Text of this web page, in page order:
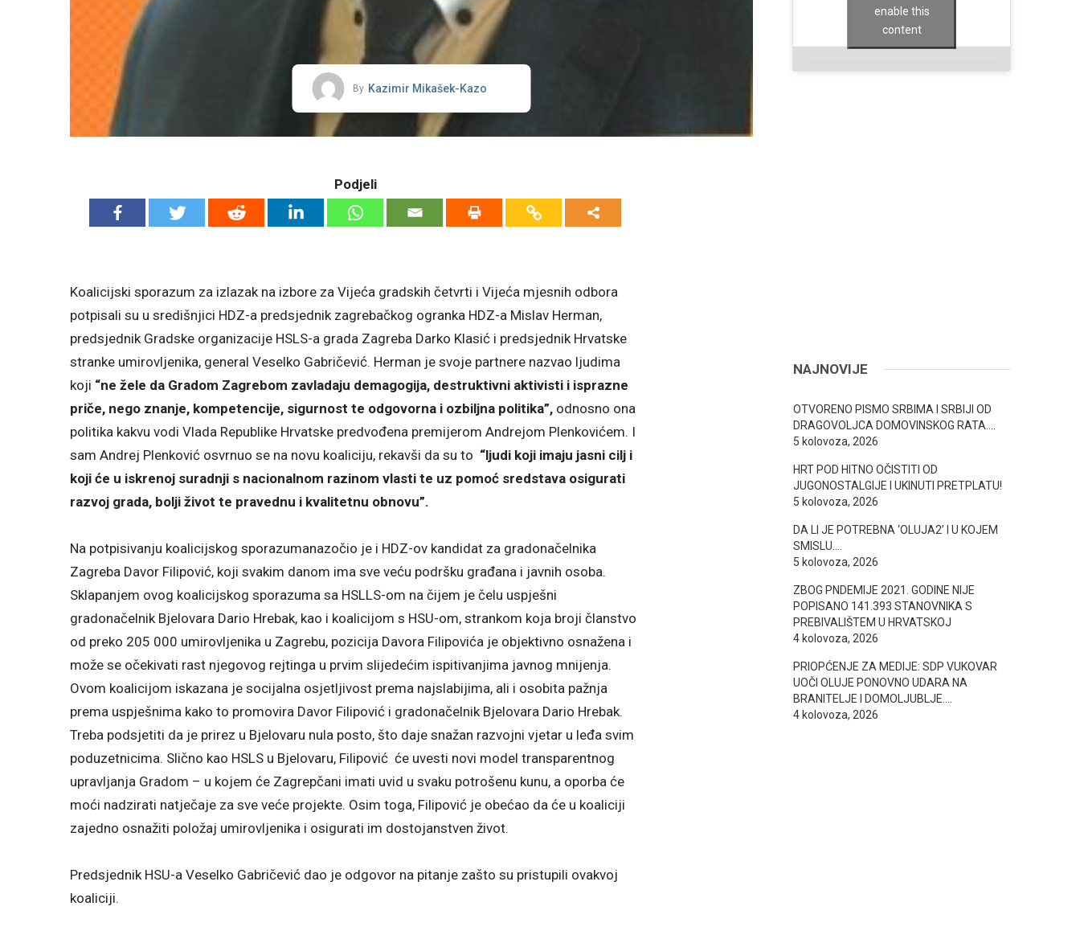
By Kazimir Mikašek-Kazo
Podjeli
Koalicijski sporazum za izlazak na izbore za Vijeća gradskih četvrti i Vijeća mjesnih odbora
potpisali su u središnjici HDZ-a predsjednik zagrebačkog ogranka HDZ-a Mislav Herman,
predsjednik Gradske organizacije HSLS-a grada Zagreba Darko Klasić i predsjednik Hrvatske
stranke umirovljenika, general Veselko Gabričević. Herman je svoje partnere nazvao ljudima
koji “ne žele da Gradom Zagrebom zavladaju demagogija, destruktivni aktivisti i isprazne
priče, nego znanje, kompetencije, sigurnost te odgovorna i ozbiljna politika”, odnosno ona
politika kakvu vodi Vlada Republike Hrvatske predvođena premijerom Andrejom Plenkovićem. I
sam Andrej Plenković osvrnuo se na novu koaliciju, rekavši da su to “ljudi koji imaju jasni cilj i
koji će u iskrenoj suradnji s nacionalnom razinom vlasti te uz pomoć sredstava osigurati
razvoj grada, bolji život te pravednu i kvalitetnu obnovu”.
Na potpisivanju koalicijskog sporazumanazočio je i HDZ-ov kandidat za gradonačelnika
Zagreba Davor Filipović, koji svakim danom ima sve veću podršku građana i javnih osoba.
Sklapanjem ovog koalicijskog sporazuma sa HSLLS-om na čijem je čelu uspješni
gradonačelnik Bjelovara Dario Hrebak, kao i koalicijom s HSU-om, strankom koja broji članstvo
od preko 205 000 umirovljenika u Zagrebu, pozicija Davora Filipovića je objektivno osnažena i
može se očekivati rast njegovog rejtinga u prvim slijedećim ispitivanjima javnog mnijenja.
Ovom koalicijom iskazana je socijalna osjetljivost prema najslabijima, ali i osobita pažnja
prema uspješnima kako to promovira Davor Filipović i gradonačelnik Bjelovara Dario Hrebak.
Treba podsjetiti da je prirez u Bjelovaru nula posto, što daje snažan razvojni vjetar u leđa svim
poduzetnicima. Slično kao HSLS u Bjelovaru, Filipović će uvesti novi model transparentnog
upravljanja Gradom – u kojem će Zagrepčani imati uvid u svaku potrošenu kunu, a oporba će
moći nadzirati natječaje za sve veće projekte. Osim toga, Filipović je obećao da će u koaliciji
zajedno osnažiti položaj umirovljenika i osigurati im dostojanstven život.
Predsjednik HSU-a Veselko Gabričević dao je odgovor na pitanje zašto su pristupili ovakvoj
koaliciji.
enable this
content
NAJNOVIJE
OTVORENO PISMO SRBIMA I SRBIJI OD
DRAGOVOLJCA DOMOVINSKOG RATA….
5 kolovoza, 2026
HRT POD HITNO OČISTITI OD
JUGONOSTALGIJE I UKINUTI PRETPLATU!
5 kolovoza, 2026
DA LI JE POTREBNA ‘OLUJA2’ I U KOJEM
SMISLU….
5 kolovoza, 2026
ZBOG PNDEMIJE 2021. GODINE NIJE
POPISANO 141.393 STANOVNIKA S
PREBIVALIŠTEM U HRVATSKOJ
4 kolovoza, 2026
PRIOPĆENJE ZA MEDIJE: SDP VUKOVAR
UOČI OLUJE PONOVNO UDARA NA
BRANITELJE I DOMOLJUBLJE….
4 kolovoza, 2026